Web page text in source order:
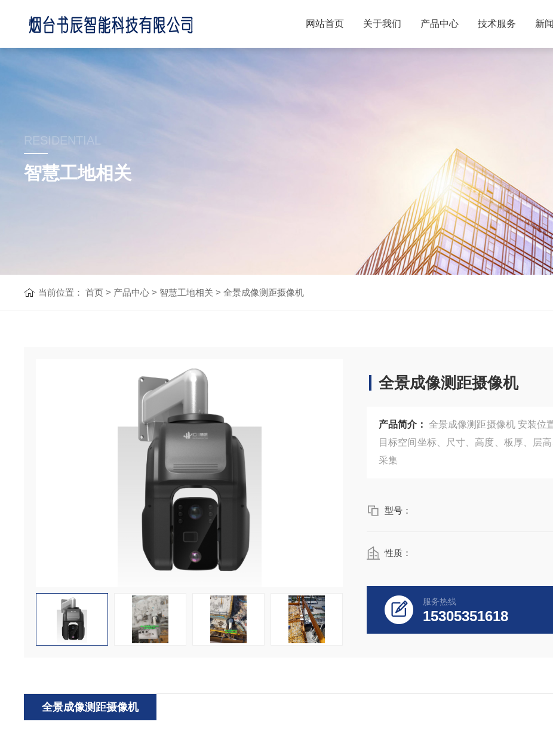
网站首页 关于我们 产品中心 技术服务 新
RESIDENTIAL
智慧工地相关
当前位置：首页 > 产品中心 > 智慧工地相关 >全景成像测距摄像机
全景成像测距摄像机
产品简介： 全景成像测距摄像机 安装位置 序号 产品功能 1 远程视频在线定位、测量
目标空间坐标、尺寸、高度、板厚、层高、标
采集
型号：
性质：
服务热线
15305351618
全景成像测距摄像机